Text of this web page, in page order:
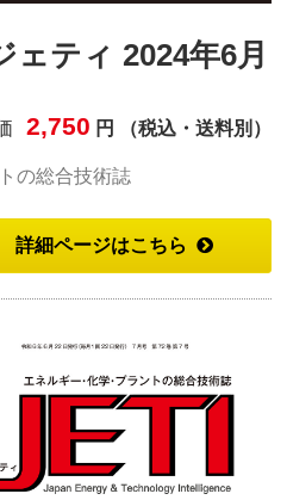
ティ 2024年6月
2,750 円 （税込・送料別）
の総合技術誌
詳細ページはこちら